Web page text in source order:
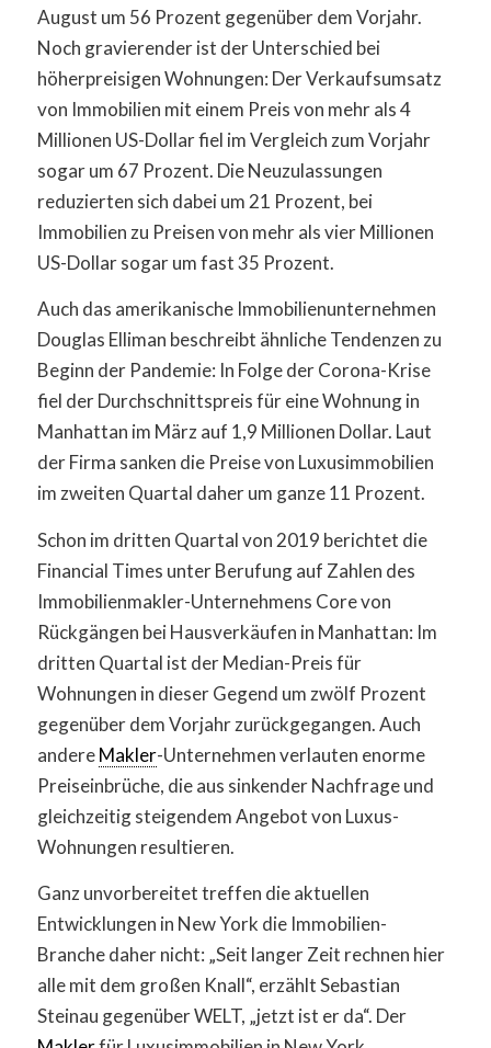
August um 56 Prozent gegenüber dem Vorjahr.
Noch gravierender ist der Unterschied bei
höherpreisigen Wohnungen: Der Verkaufsumsatz
von Immobilien mit einem Preis von mehr als 4
Millionen US-Dollar fiel im Vergleich zum Vorjahr
sogar um 67 Prozent. Die Neuzulassungen
reduzierten sich dabei um 21 Prozent, bei
Immobilien zu Preisen von mehr als vier Millionen
US-Dollar sogar um fast 35 Prozent.
Auch das amerikanische Immobilienunternehmen
Douglas Elliman beschreibt ähnliche Tendenzen zu
Beginn der Pandemie: In Folge der Corona-Krise
fiel der Durchschnittspreis für eine Wohnung in
Manhattan im März auf 1,9 Millionen Dollar. Laut
der Firma sanken die Preise von Luxusimmobilien
im zweiten Quartal daher um ganze 11 Prozent.
Schon im dritten Quartal von 2019 berichtet die
Financial Times unter Berufung auf Zahlen des
Immobilienmakler-Unternehmens Core von
Rückgängen bei Hausverkäufen in Manhattan: Im
dritten Quartal ist der Median-Preis für
Wohnungen in dieser Gegend um zwölf Prozent
gegenüber dem Vorjahr zurückgegangen. Auch
andereMakler-Unternehmen verlauten enorme
Preiseinbrüche, die aus sinkender Nachfrage und
gleichzeitig steigendem Angebot von Luxus-
Wohnungen resultieren.
Ganz unvorbereitet treffen die aktuellen
Entwicklungen in New York die Immobilien-
Branche daher nicht: „Seit langer Zeit rechnen hier
alle mit dem großen Knall“, erzählt Sebastian
Steinau gegenüber WELT, „jetzt ist er da“. Der